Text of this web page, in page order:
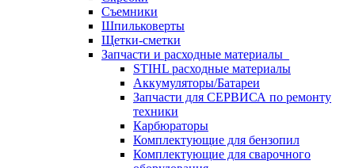
Съемники
Шпильковерты
Щетки-сметки
Запчасти и расходные материалы
STIHL расходные материалы
Аккумуляторы/Батареи
Запчасти для СЕРВИСА по ремонту
техники
Карбюраторы
Комплектующие для бензопил
Комплектующие для сварочного